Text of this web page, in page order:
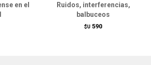
en el
Ruidos, interferencias,
balbuceos
$U 590